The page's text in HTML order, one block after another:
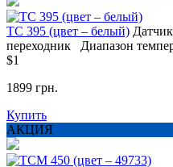
ТС 395 (цвет – белый)
переходник
Диапазон
$1
1899 грн.
Купить
АКЦИЯ